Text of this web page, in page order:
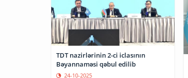
TDT nazirlərinin 2-ci iclasının
Bəyannaməsi qəbul edilib
24-10-2025